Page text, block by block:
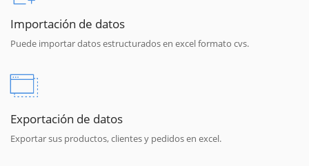
Importación de datos
Puede importar datos estructurados en excel formato cvs.
Exportación de datos
Exportar sus productos, clientes y pedidos en excel.